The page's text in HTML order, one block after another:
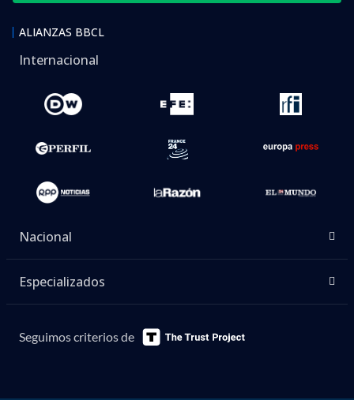
ALIANZAS BBCL
Internacional
Nacional
Especializados
Seguimos criterios de